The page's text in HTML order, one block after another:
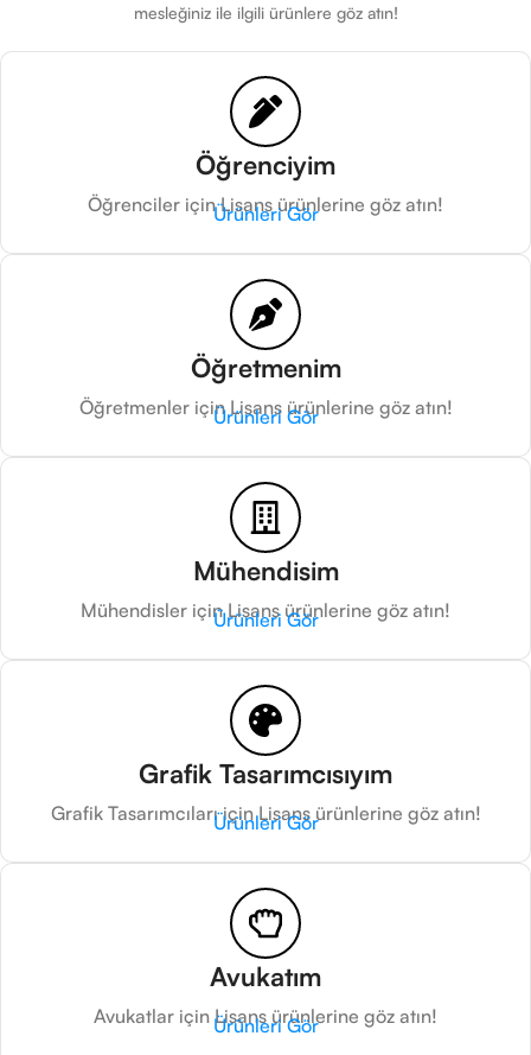
mesleğiniz ile ilgili ürünlere göz atın!
Öğrenciyim
Öğrenciler için Lisans ürünlerine göz atın!
Ürünleri Gör
Öğretmenim
Öğretmenler için Lisans ürünlerine göz atın!
Ürünleri Gör
Mühendisim
Mühendisler için Lisans ürünlerine göz atın!
Ürünleri Gör
Grafik Tasarımcısıyım
Grafik Tasarımcıları için Lisans ürünlerine göz atın!
Ürünleri Gör
Avukatım
Avukatlar için Lisans ürünlerine göz atın!
Ürünleri Gör